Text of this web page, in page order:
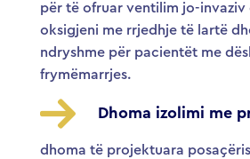
për të ofruar ventilim jo-invaziv
oksigjeni me rrjedhje të lartë
ndryshme për pacientët me
frymëmarrjes.
Dhoma izolimi me
dhoma të projektuara